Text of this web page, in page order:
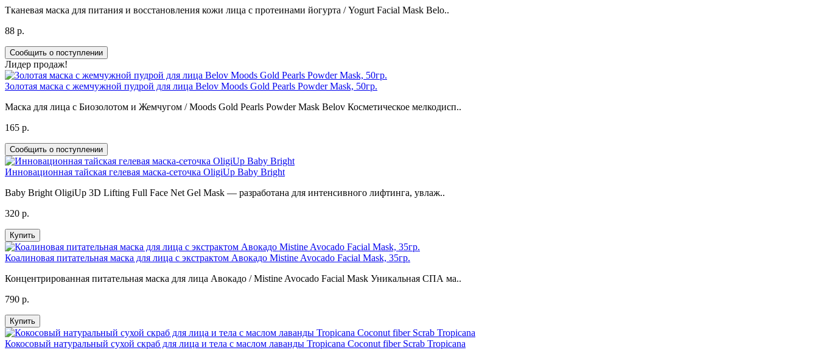
Тканевая маска для питания и восстановления кожи лица с протеинами йогурта / Yogurt Facial Mask Belo..
88 р.
Сообщить о поступлении
Лидер продаж!
Золотая маска с жемчужной пудрой для лица Belov Moods Gold Pearls Powder Mask, 50гр.
Маска для лица с Биозолотом и Жемчугом / Moods Gold Pearls Powder Mask Belov Косметическое мелкодисп..
165 р.
Сообщить о поступлении
Инновационная тайская гелевая маска-сеточка OligiUp Baby Bright
Baby Bright OligiUp 3D Lifting Full Face Net Gel Mask — разработана для интенсивного лифтинга, увлаж..
320 р.
Купить
Коалиновая питательная маска для лица с экстрактом Авокадо Mistine Avocado Facial Mask, 35гр.
Концентрированная питательная маска для лица Авокадо / Mistine Avocado Facial Mask Уникальная СПА ма..
790 р.
Купить
Кокосовый натуральный сухой скраб для лица и тела с маслом лаванды Tropicana Сосоnut fiber Scrab Tropicana